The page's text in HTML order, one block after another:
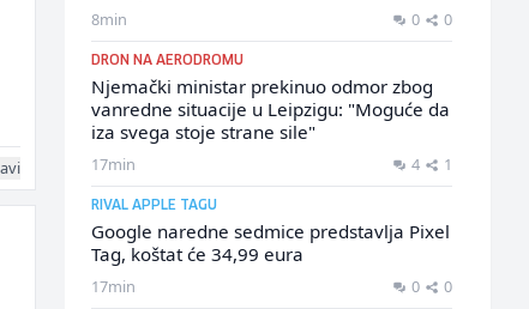
8min 0 0
DRON NA AERODROMU
Njemački ministar prekinuo odmor zbog
vanredne situacije u Leipzigu: "Moguće da
iza svega stoje strane sile"
17min 4 1
RIVAL APPLE TAGU
Google naredne sedmice predstavlja Pixel
Tag, koštat će 34,99 eura
17min 0 0